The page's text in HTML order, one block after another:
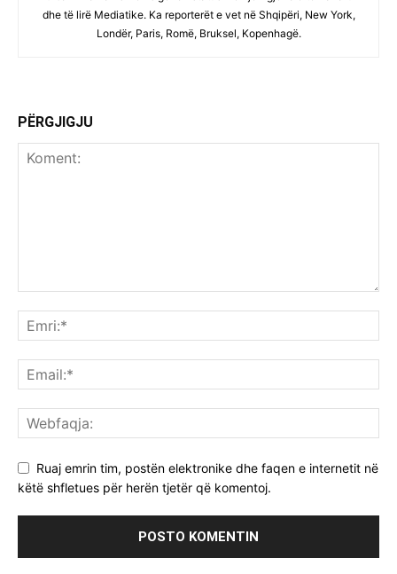
dhe të lirë Mediatike. Ka reporterët e vet në Shqipëri, New York,
Londër, Paris, Romë, Bruksel, Kopenhagë.
PËRGJIGJU
Ruaj emrin tim, postën elektronike dhe faqen e internetit në
këtë shfletues për herën tjetër që komentoj.